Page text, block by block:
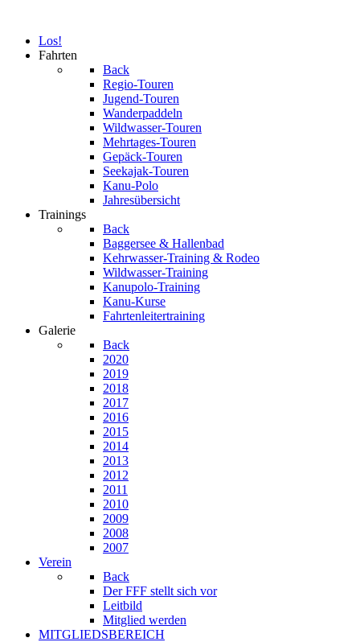
Los!
Fahrten
Back
Regio-Touren
Jugend-Touren
Wanderpaddeln
Wildwasser-Touren
Mehrtages-Touren
Gepäck-Touren
Seekajak-Touren
Kanu-Polo
Jahresübersicht
Trainings
Back
Baggersee & Hallenbad
Kehrwasser-Training & Rodeo
Wildwasser-Training
Kanupolo-Training
Kanu-Kurse
Fahrtenleitertraining
Galerie
Back
2020
2019
2018
2017
2016
2015
2014
2013
2012
2011
2010
2009
2008
2007
Verein
Back
Der FFF stellt sich vor
Leitbild
Mitglied werden
MITGLIEDSBEREICH